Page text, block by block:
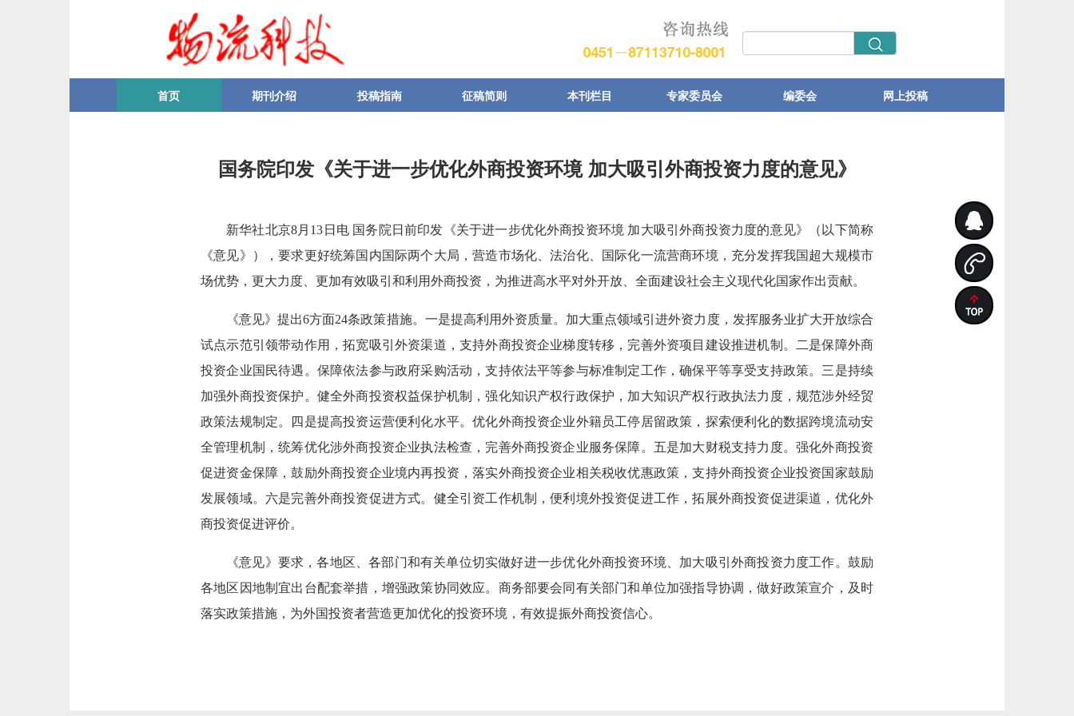
首页 期刊介绍 投稿指南 征稿简则 本刊栏目 专家委员会 编委会 网上投稿
国务院印发《关于进一步优化外商投资环境 加大吸引外商投资力度的意见》
新华社北京8月13日电 国务院日前印发《关于进一步优化外商投资环境 加大吸引外商投资力度的意见》（以下简称
《意见》），要求更好统筹国内国际两个大局，营造市场化、法治化、国际化一流营商环境，充分发挥我国超大规模市
场优势，更大力度、更加有效吸引和利用外商投资，为推进高水平对外开放、全面建设社会主义现代化国家作出贡献。
《意见》提出6方面24条政策措施。一是提高利用外资质量。加大重点领域引进外资力度，发挥服务业扩大开放综合
试点示范引领带动作用，拓宽吸引外资渠道，支持外商投资企业梯度转移，完善外资项目建设推进机制。二是保障外商
投资企业国民待遇。保障依法参与政府采购活动，支持依法平等参与标准制定工作，确保平等享受支持政策。三是持续
加强外商投资保护。健全外商投资权益保护机制，强化知识产权行政保护，加大知识产权行政执法力度，规范涉外经贸
政策法规制定。四是提高投资运营便利化水平。优化外商投资企业外籍员工停居留政策，探索便利化的数据跨境流动安
全管理机制，统筹优化涉外商投资企业执法检查，完善外商投资企业服务保障。五是加大财税支持力度。强化外商投资
促进资金保障，鼓励外商投资企业境内再投资，落实外商投资企业相关税收优惠政策，支持外商投资企业投资国家鼓励
发展领域。六是完善外商投资促进方式。健全引资工作机制，便利境外投资促进工作，拓展外商投资促进渠道，优化外
商投资促进评价。
《意见》要求，各地区、各部门和有关单位切实做好进一步优化外商投资环境、加大吸引外商投资力度工作。鼓励
各地区因地制宜出台配套举措，增强政策协同效应。商务部要会同有关部门和单位加强指导协调，做好政策宣介，及时
落实政策措施，为外国投资者营造更加优化的投资环境，有效提振外商投资信心。